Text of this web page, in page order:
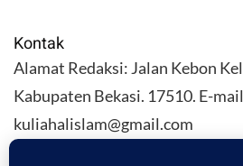
Kontak
Alamat Redaksi: Jalan Kebon
Kabupaten Bekasi. 17510. E-
kuliahalislam@gmail.com